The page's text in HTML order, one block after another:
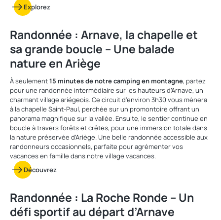
Explorez
Randonnée : Arnave, la chapelle et
sa grande boucle – Une balade
nature en Ariège
À seulement15 minutes de notre camping en montagne, partez
pour une randonnée intermédiaire sur les hauteurs d’Arnave, un
charmant village ariégeois. Ce circuit d’environ 3h30 vous mènera
à la chapelle Saint-Paul, perchée sur un promontoire offrant un
panorama magnifique sur la vallée. Ensuite, le sentier continue en
boucle à travers forêts et crêtes, pour une immersion totale dans
la nature préservée d’Ariège. Une belle randonnée accessible aux
randonneurs occasionnels, parfaite pour agrémenter vos
vacances en famille dans notre village vacances.
Découvrez
Randonnée : La Roche Ronde – Un
défi sportif au départ d’Arnave